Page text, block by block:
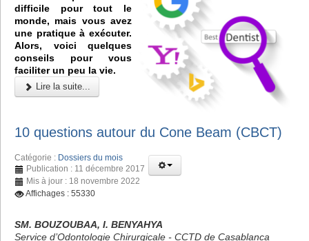
difficile pour tout le
monde, mais vous avez
une pratique à exécuter.
Alors, voici quelques
conseils pour vous
faciliter un peu la vie.
Lire la suite...
10 questions autour du Cone Beam (CBCT)
Catégorie : Dossiers du mois
Publication : 11 décembre 2017
Mis à jour : 18 novembre 2022
Affichages : 55330
SM. BOUZOUBAA, I. BENYAHYA
Service d’Odontologie Chirurgicale - CCTD de Casablanca